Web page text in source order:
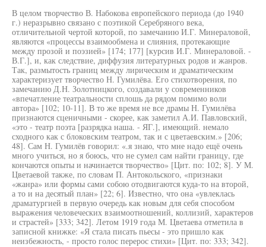
В целом творчество В. Набокова европейского периода (до 1940
г.) неразрывно связано с поэтикой Серебряного века,
отличительной чертой которой, по замечанию И.Г. Минераловой,
являются «процессы взаимообмена и слияния, протекающие
между прозой и поэзией» [174; 177] [курсив И.Г. Минераловой. -
В.Г.], и, как следствие, диффузия литературных родов и жанров.
Так, размытость границ между лирическим и драматическим
характеризует творчество Н. Гумилёва. Его стихотворения, по
замечанию Д.Н. Золотницкого, создавали у современников
«впечатление театральности сплошь да рядом помимо воли
автора» [102; 10-11]. В то же время не все драмы Н. Гумилёва
признаются сценичными - скорее, как заметил А.И. Павловский,
«это - театр поэта [разрядка наша. - ЯГ.], имеющий. немало
сходного как с блоковским театром, так и с цветаевским.» [206;
48]. Сам Н. Гумилёв говорил: «.я знаю, что мне надо ещё очень
много учиться, но я боюсь, что не сумел сам найти границу, где
кончаются опыты и начинается творчество» [Цит. по: 102; 8]. У М.
Цветаевой также, по словам П. Антокольского, «признаки
«жанра» или формы сами собою отодвигаются куда-то на второй,
а то и на десятый план» [22; 6]. Известно, что она «увлеклась
драматургией в первую очередь как новым для себя способом
выражения человеческих взаимоотношений, коллизий, характеров
и страстей» [333; 342]. Летом 1919 года М. Цветаева отметила в
записной книжке: «Я стала писать пьесы - это пришло как
неизбежность, - просто голос перерос стихи» [Цит. по: 333; 342].